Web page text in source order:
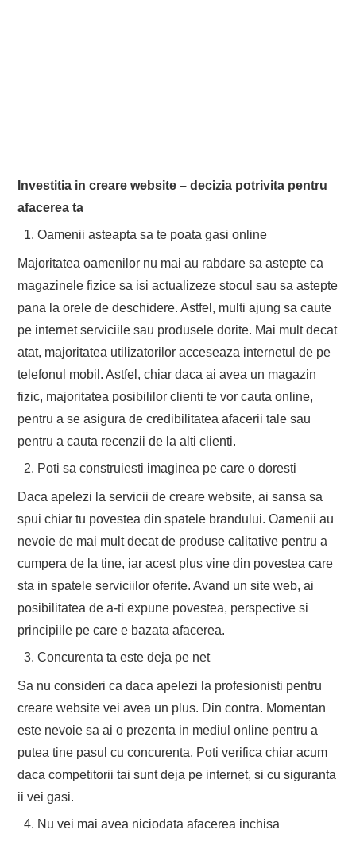
Investitia in creare website – decizia potrivita pentru
afacerea ta
Oamenii asteapta sa te poata gasi online
Majoritatea oamenilor nu mai au rabdare sa astepte ca
magazinele fizice sa isi actualizeze stocul sau sa astepte
pana la orele de deschidere. Astfel, multi ajung sa caute
pe internet serviciile sau produsele dorite. Mai mult decat
atat, majoritatea utilizatorilor acceseaza internetul de pe
telefonul mobil. Astfel, chiar daca ai avea un magazin
fizic, majoritatea posibililor clienti te vor cauta online,
pentru a se asigura de credibilitatea afacerii tale sau
pentru a cauta recenzii de la alti clienti.
Poti sa construiesti imaginea pe care o doresti
Daca apelezi la servicii de creare website, ai sansa sa
spui chiar tu povestea din spatele brandului. Oamenii au
nevoie de mai mult decat de produse calitative pentru a
cumpera de la tine, iar acest plus vine din povestea care
sta in spatele serviciilor oferite. Avand un site web, ai
posibilitatea de a-ti expune povestea, perspective si
principiile pe care e bazata afacerea.
Concurenta ta este deja pe net
Sa nu consideri ca daca apelezi la profesionisti pentru
creare website vei avea un plus. Din contra. Momentan
este nevoie sa ai o prezenta in mediul online pentru a
putea tine pasul cu concurenta. Poti verifica chiar acum
daca competitorii tai sunt deja pe internet, si cu siguranta
ii vei gasi.
Nu vei mai avea niciodata afacerea inchisa